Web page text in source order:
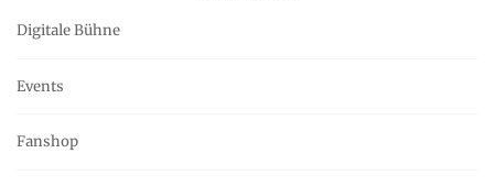
Digitale Bühne
Events
Fanshop